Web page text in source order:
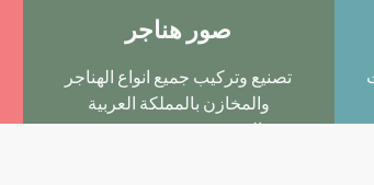
صور هناجر
تصنيع وتركيب جميع انواع الهناجر
والمخازن بالمملكة العربية
السعودية 0500022402